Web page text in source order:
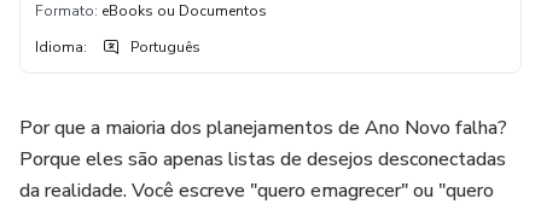
Formato: eBooks ou Documentos
Idioma: Português
Por que a maioria dos planejamentos de Ano Novo falha?
Porque eles são apenas listas de desejos desconectadas
da realidade. Você escreve "quero emagrecer" ou "quero